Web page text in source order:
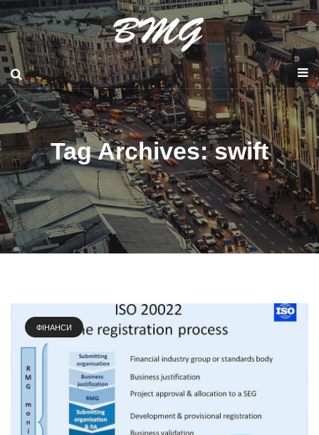
Tag Archives: swift
ФІНАНСИ